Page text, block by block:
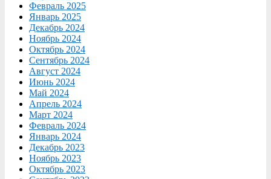
Февраль 2025
Январь 2025
Декабрь 2024
Ноябрь 2024
Октябрь 2024
Сентябрь 2024
Август 2024
Июнь 2024
Май 2024
Апрель 2024
Март 2024
Февраль 2024
Январь 2024
Декабрь 2023
Ноябрь 2023
Октябрь 2023